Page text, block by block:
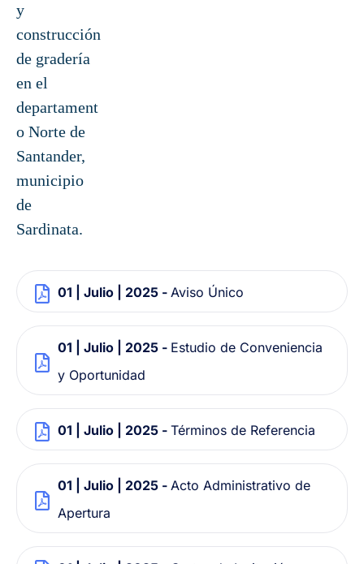
y
construcción
de gradería
en el
departament
o Norte de
Santander,
municipio
de
Sardinata.
01 | Julio | 2025 - Aviso Único
01 | Julio | 2025 - Estudio de Conveniencia
y Oportunidad
01 | Julio | 2025 - Términos de Referencia
01 | Julio | 2025 - Acto Administrativo de
Apertura